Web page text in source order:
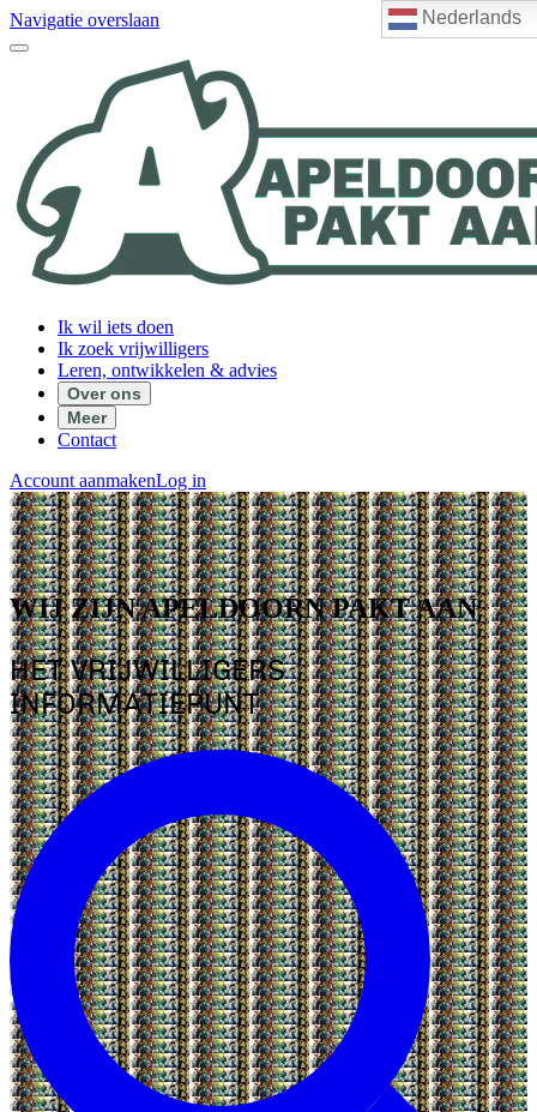
Nederlands
Navigatie overslaan
Ik wil iets doen
Ik zoek vrijwilligers
Leren, ontwikkelen & advies
Over ons
Meer
Contact
Account aanmakenLog in
WIJ ZIJN APELDOORN PAKT AAN
HET VRIJWILLIGERS
INFORMATIEPUNT